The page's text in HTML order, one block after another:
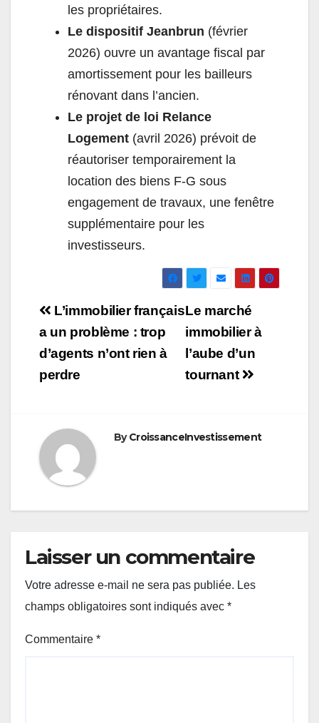
les propriétaires.
Le dispositif Jeanbrun (février
2026) ouvre un avantage fiscal par
amortissement pour les bailleurs
rénovant dans l’ancien.
Le projet de loi Relance
Logement (avril 2026) prévoit de
réautoriser temporairement la
location des biens F-G sous
engagement de travaux, une fenêtre
supplémentaire pour les
investisseurs.
Navigation
de
l’article
Le marché
immobilier à
l’aube d’un
tournant
L’immobilier français
a un problème : trop
d’agents n’ont rien à
perdre
ByCroissanceInvestissement
Laisser un commentaire
Votre adresse e-mail ne sera pas publiée. Les
champs obligatoires sont indiqués avec *
Commentaire *